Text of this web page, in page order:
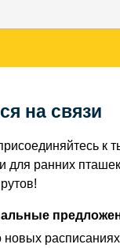
на связи
к
ранних
новых расписаниях